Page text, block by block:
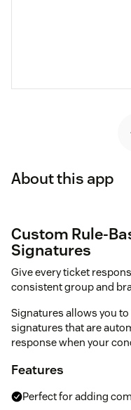
About this app
Custom Rule-
Signatures
Give every ticket
consistent group and
Signatures allows you
signatures that are
response when your
Features
Perfect for adding